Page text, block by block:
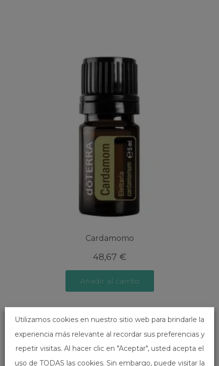
Cardamomo
48,67 €
Añadir al carrito
Utilizamos cookies en nuestro sitio web para brindarle la
experiencia más relevante al recordar sus preferencias y
repetir visitas. Al hacer clic en "Aceptar", usted acepta el
uso de TODAS las cookies. Sin embargo, puede visitar la